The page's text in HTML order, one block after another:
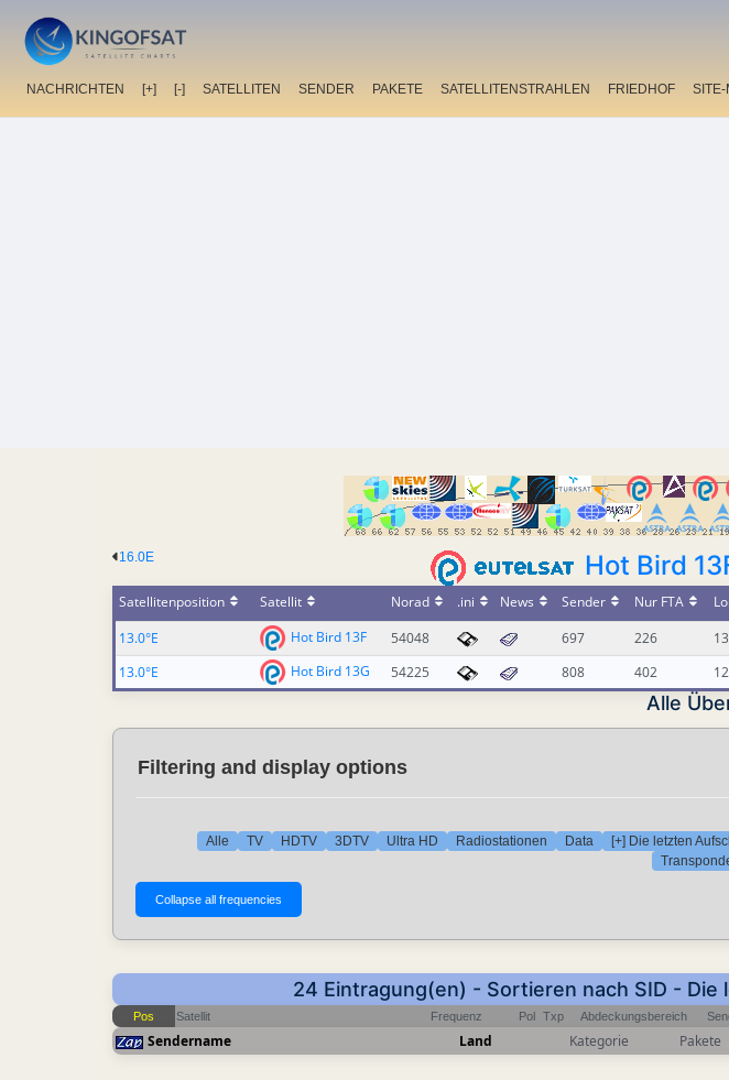
NACHRICHTEN [+] [-] SATELLITEN SENDER PAKETE SATELLITENSTRAHLEN FRIEDHOF SITE-
16.0E Hot Bird
Satellitenposition Satellit Norad .ini News Sender Nur FTA
13.0°E
Hot Bird 13F 54048 697 226
13.0°E
Hot Bird 13G 54225 808 402
Alle
Filtering and display options
Alle TV HDTV 3DTV Ultra HD Radiostationen Data [+] Die letzten
24 Eintragung(en) - Sortieren nach SID -
Pos Satellit Frequenz Pol Txp Abdeckungsbereich
Sendername Land Kategorie Pakete